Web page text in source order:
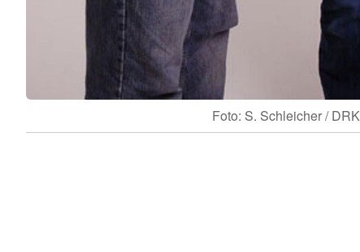
Foto: S. Schleicher / DRK